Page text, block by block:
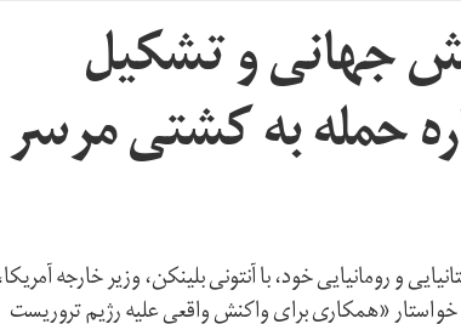
جهانی و تشکیل
حمله به کشتی مرسر
و رومانیایی خود، با آنتونی بلینکن، وزیر خارجه
«همکاری برای واکنش واقعی علیه رژیم تروریست